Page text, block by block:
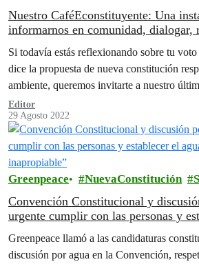
Nuestro CaféEconstituyente: Una
informarnos en comunidad, dialogar,
preguntas y votar con conocimiento. ￼
Si todavía estás reflexionando sobre tu
dice la propuesta de nueva constitución
ambiente, queremos invitarte a nuestro
virtual
Editor
29 Agosto 2022
Greenpeace NuevaConstitución
Convención Constitucional y
urgente cumplir con las personas y
como bien común inapropiable”
Greenpeace llamó a las candidaturas
discusión por agua en la Convención,